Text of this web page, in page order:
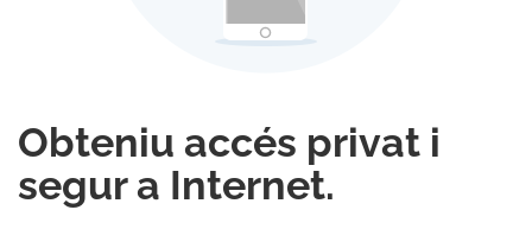
Obteniu accés privat i
segur a Internet.